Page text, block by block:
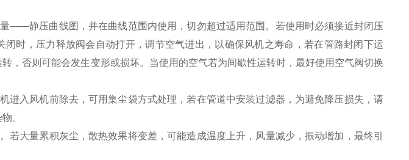
——静压曲线图，并在曲线范围内使用，切勿超过适用范围。若使用时必须接近封闭压
时，压力释放阀会自动打开，调节空气进出，以确保风机之寿命，若在管路封闭下运
，否则可能会发生变形或损坏。当使用的空气若为间歇性运转时，最好使用空气阀切换
进入风机前除去，可用集尘袋方式处理，若在管道中安装过滤器，为避免降压损失，请
。
若大量累积灰尘，散热效果将变差，可能造成温度上升，风量减少，振动增加，最终引